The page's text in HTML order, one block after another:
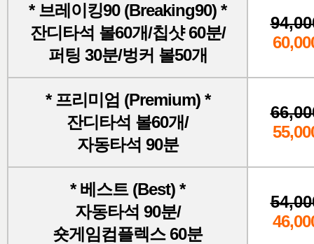
* 브레이킹90 (Breaking90) *
잔디타석 볼60개/칩샷 60분/
퍼팅 30분/벙커 볼50개
* 프리미엄 (Premium) *
잔디타석 볼60개/
자동타석 90분
* 베스트 (Best) *
자동타석 90분/
숏게임컴플렉스 60분